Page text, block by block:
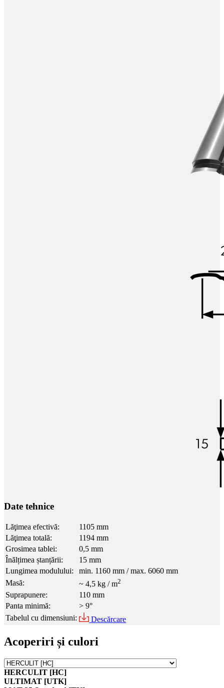
Date tehnice
Lăţimea efectivă:
1105 mm
Lăţimea totală:
1194 mm
Grosimea tablei:
0,5 mm
Înălțimea ștanțării:
15 mm
Lungimea modulului:
min. 1160 mm / max. 6060 mm
Masă:
~ 4,5 kg / m2
Suprapunere:
110 mm
Panta minimă:
> 9°
Tabelul cu dimensiuni:
Descărcare
Acoperiri și culori
HERCULIT [HC]
ULTIMAT [UTK]